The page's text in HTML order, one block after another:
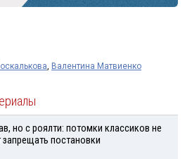
, Валентина Матвиенко
но с роялти: потомки классиков не
запрещать постановки